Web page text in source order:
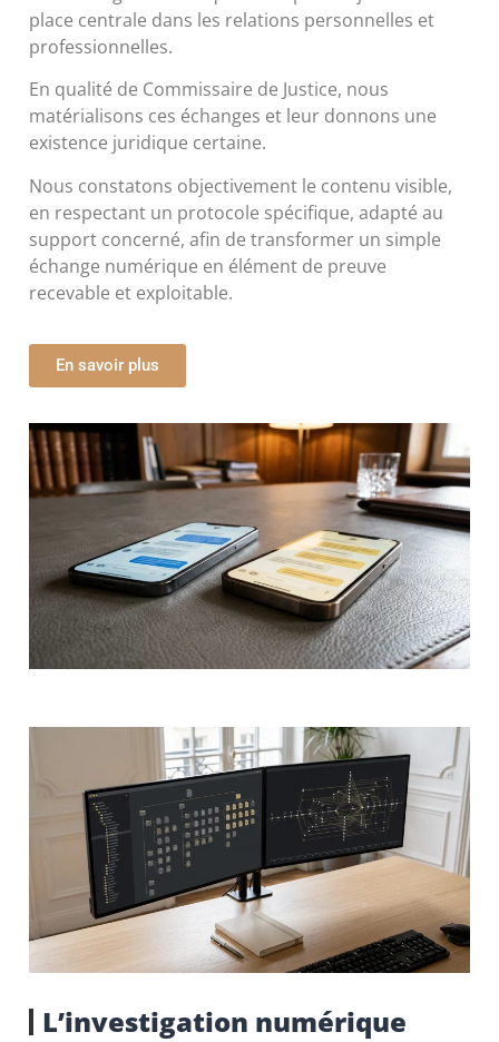
place centrale dans les relations personnelles et
professionnelles.
En qualité de Commissaire de Justice, nous
matérialisons ces échanges et leur donnons une
existence juridique certaine.
Nous constatons objectivement le contenu visible,
en respectant un protocole spécifique, adapté au
support concerné, afin de transformer un simple
échange numérique en élément de preuve
recevable et exploitable.
En savoir plus
L’investigation numérique